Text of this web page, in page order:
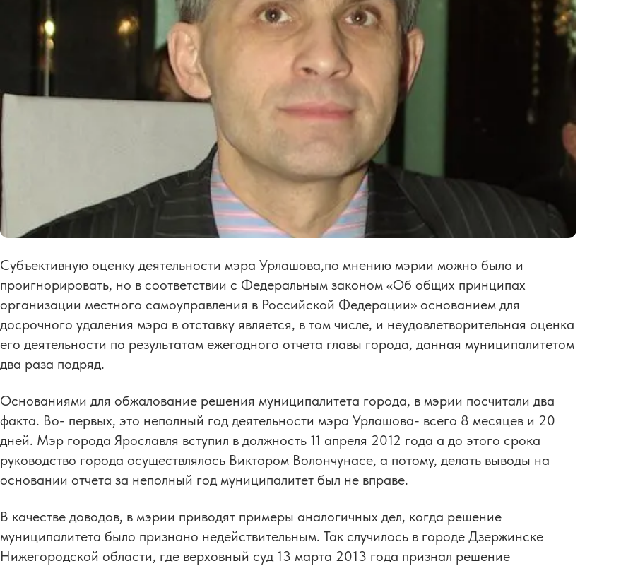
Субъективную оценку деятельности мэра Урлашова,по мнению мэрии можно было и
проигнорировать, но в соответствии с Федеральным законом «Об общих принципах
организации местного самоуправления в Российской Федерации» основанием для
досрочного удаления мэра в отставку является, в том числе, и неудовлетворительная оценка
его деятельности по результатам ежегодного отчета главы города, данная муниципалитетом
два раза подряд.
Основаниями для обжалование решения муниципалитета города, в мэрии посчитали два
факта. Во- первых, это неполный год деятельности мэра Урлашова- всего 8 месяцев и 20
дней. Мэр города Ярославля вступил в должность 11 апреля 2012 года а до этого срока
руководство города осуществлялось Виктором Волончунасе, а потому, делать выводы на
основании отчета за неполный год муниципалитет был не вправе.
В качестве доводов, в мэрии приводят примеры аналогичных дел, когда решение
муниципалитета было признано недействительным. Так случилось в городе Дзержинске
Нижегородской области, где верховный суд 13 марта 2013 года признал решение